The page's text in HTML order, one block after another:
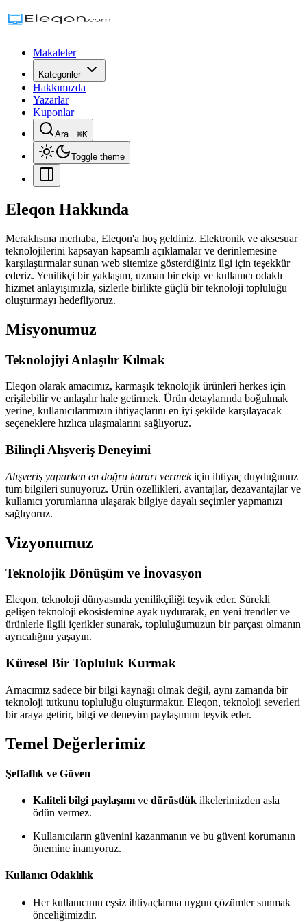
Makaleler
Kategoriler
Hakkımızda
Yazarlar
Kuponlar
Ara...⌘K
Toggle theme
Eleqon Hakkında
Meraklısına merhaba, Eleqon'a hoş geldiniz. Elektronik ve aksesuar
teknolojilerini kapsayan kapsamlı açıklamalar ve derinlemesine
karşılaştırmalar sunan web sitemize gösterdiğiniz ilgi için teşekkür
ederiz. Yenilikçi bir yaklaşım, uzman bir ekip ve kullanıcı odaklı
hizmet anlayışımızla, sizlerle birlikte güçlü bir teknoloji topluluğu
oluşturmayı hedefliyoruz.
Misyonumuz
Teknolojiyi Anlaşılır Kılmak
Eleqon olarak amacımız, karmaşık teknolojik ürünleri herkes için
erişilebilir ve anlaşılır hale getirmek. Ürün detaylarında boğulmak
yerine, kullanıcılarımızın ihtiyaçlarını en iyi şekilde karşılayacak
seçeneklere hızlıca ulaşmalarını sağlıyoruz.
Bilinçli Alışveriş Deneyimi
Alışveriş yaparken en doğru kararı vermekiçin ihtiyaç duyduğunuz
tüm bilgileri sunuyoruz. Ürün özellikleri, avantajlar, dezavantajlar ve
kullanıcı yorumlarına ulaşarak bilgiye dayalı seçimler yapmanızı
sağlıyoruz.
Vizyonumuz
Teknolojik Dönüşüm ve İnovasyon
Eleqon, teknoloji dünyasında yenilikçiliği teşvik eder. Sürekli
gelişen teknoloji ekosistemine ayak uydurarak, en yeni trendler ve
ürünlerle ilgili içerikler sunarak, topluluğumuzun bir parçası olmanın
ayrıcalığını yaşayın.
Küresel Bir Topluluk Kurmak
Amacımız sadece bir bilgi kaynağı olmak değil, aynı zamanda bir
teknoloji tutkunu topluluğu oluşturmaktır. Eleqon, teknoloji severleri
bir araya getirir, bilgi ve deneyim paylaşımını teşvik eder.
Temel Değerlerimiz
Şeffaflık ve Güven
Kaliteli bilgi paylaşımı ve dürüstlük ilkelerimizden asla
ödün vermez.
Kullanıcıların güvenini kazanmanın ve bu güveni korumanın
önemine inanıyoruz.
Kullanıcı Odaklılık
Her kullanıcının eşsiz ihtiyaçlarına uygun çözümler sunmak
önceliğimizdir.